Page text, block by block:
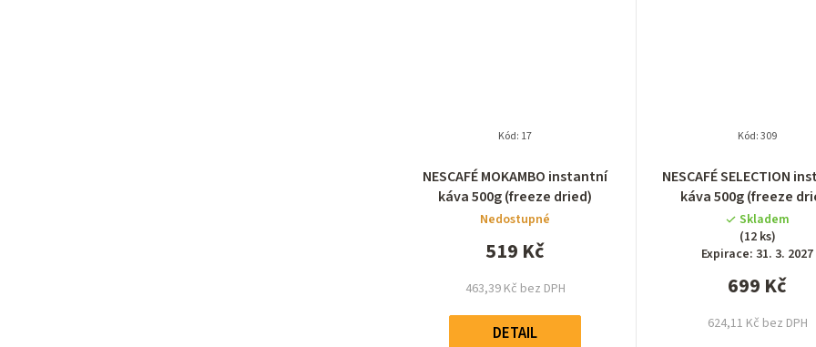
NESCAFÉ MOKAMBO instantní
káva 500g (freeze dried)
hodnocení
produktu
je
5,0
z
5
Nedostupné
463,39 Kč bez DPH
519 Kč
DETAIL
Kód: 17
NESCAFÉ SELECTION
káva 500g (freeze
Skladem
(12 ks)
Expirace: 31. 3. 2027
624,11 Kč bez DPH
699 Kč
Kód:309